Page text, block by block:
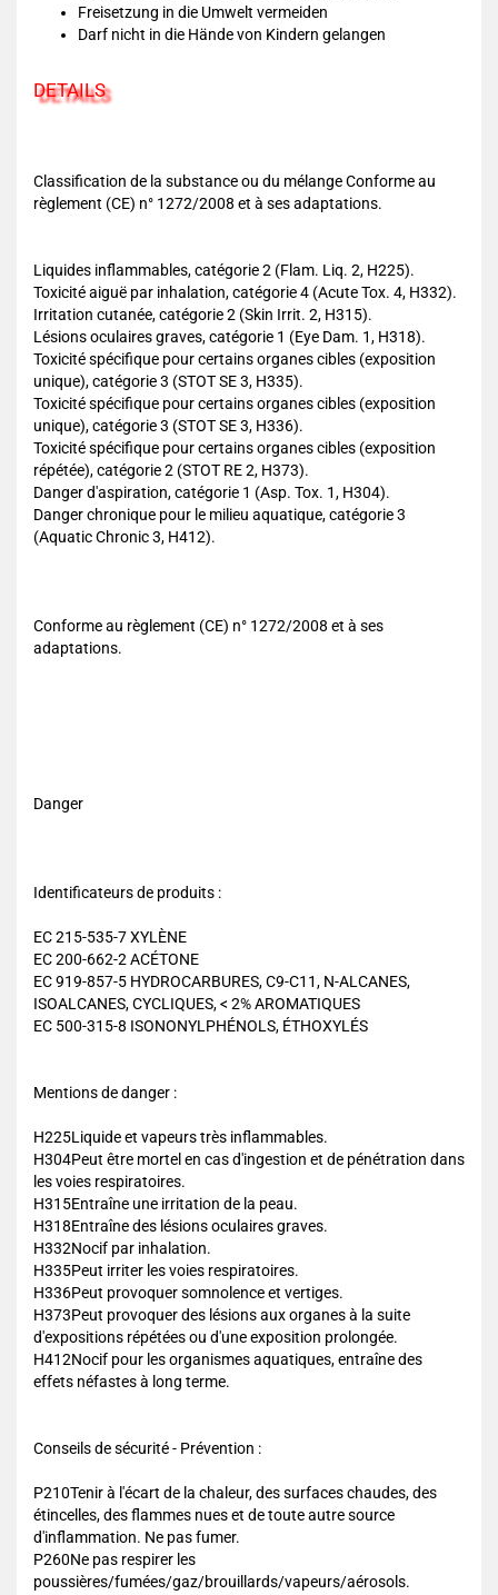
Freisetzung in die Umwelt vermeiden
Darf nicht in die Hände von Kindern gelangen
DETAILS
Classification de la substance ou du mélange Conforme au
règlement (CE) n° 1272/2008 et à ses adaptations.
Liquides inflammables, catégorie 2 (Flam. Liq. 2, H225).
Toxicité aiguë par inhalation, catégorie 4 (Acute Tox. 4, H332).
Irritation cutanée, catégorie 2 (Skin Irrit. 2, H315).
Lésions oculaires graves, catégorie 1 (Eye Dam. 1, H318).
Toxicité spécifique pour certains organes cibles (exposition
unique), catégorie 3 (STOT SE 3, H335).
Toxicité spécifique pour certains organes cibles (exposition
unique), catégorie 3 (STOT SE 3, H336).
Toxicité spécifique pour certains organes cibles (exposition
répétée), catégorie 2 (STOT RE 2, H373).
Danger d'aspiration, catégorie 1 (Asp. Tox. 1, H304).
Danger chronique pour le milieu aquatique, catégorie 3
(Aquatic Chronic 3, H412).
Conforme au règlement (CE) n° 1272/2008 et à ses
adaptations.
Danger
Identificateurs de produits :
EC 215-535-7 XYLÈNE
EC 200-662-2 ACÉTONE
EC 919-857-5 HYDROCARBURES, C9-C11, N-ALCANES,
ISOALCANES, CYCLIQUES, < 2% AROMATIQUES
EC 500-315-8 ISONONYLPHÉNOLS, ÉTHOXYLÉS
Mentions de danger :
H225Liquide et vapeurs très inflammables.
H304Peut être mortel en cas d'ingestion et de pénétration dans
les voies respiratoires.
H315Entraîne une irritation de la peau.
H318Entraîne des lésions oculaires graves.
H332Nocif par inhalation.
H335Peut irriter les voies respiratoires.
H336Peut provoquer somnolence et vertiges.
H373Peut provoquer des lésions aux organes à la suite
d'expositions répétées ou d'une exposition prolongée.
H412Nocif pour les organismes aquatiques, entraîne des
effets néfastes à long terme.
Conseils de sécurité - Prévention :
P210Tenir à l'écart de la chaleur, des surfaces chaudes, des
étincelles, des flammes nues et de toute autre source
d'inflammation. Ne pas fumer.
P260Ne pas respirer les
poussières/fumées/gaz/brouillards/vapeurs/aérosols.